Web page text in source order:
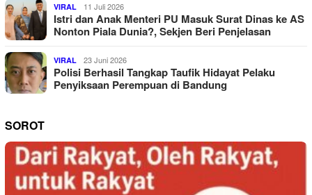
VIRAL 11 Juli 2026
Istri dan Anak Menteri PU Masuk Surat Dinas ke AS
Nonton Piala Dunia?, Sekjen Beri Penjelasan
VIRAL 23 Juni 2026
Polisi Berhasil Tangkap Taufik Hidayat Pelaku
Penyiksaan Perempuan di Bandung
SOROT